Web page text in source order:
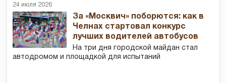
24 июля 2026
За «Москвич» поборются: как в
Челнах стартовал конкурс
лучших водителей автобусов
На три дня городской майдан стал
автодромом и площадкой для испытаний